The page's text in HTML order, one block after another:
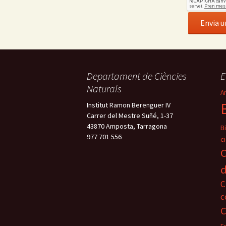
Departament de Ciències
Naturals
Institut Ramon Berenguer IV
Carrer del Mestre Suñé, 1-37
43870 Amposta, Tarragona
977 701 556